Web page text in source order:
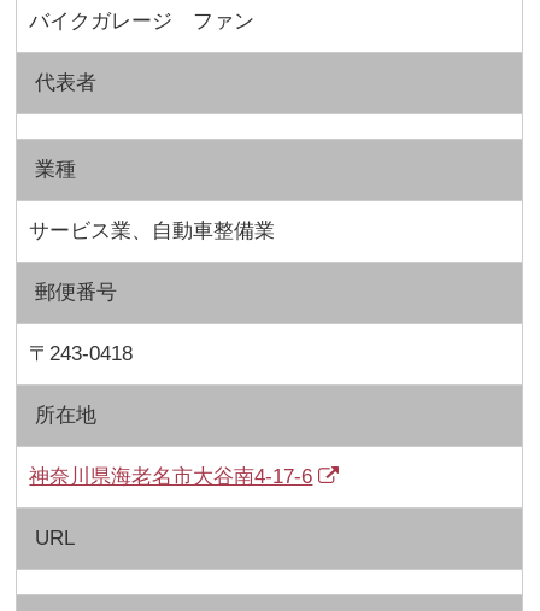
バイクガレージ ファン
代表者
業種
サービス業、自動車整備業
郵便番号
〒243-0418
所在地
神奈川県海老名市大谷南4-17-6
URL